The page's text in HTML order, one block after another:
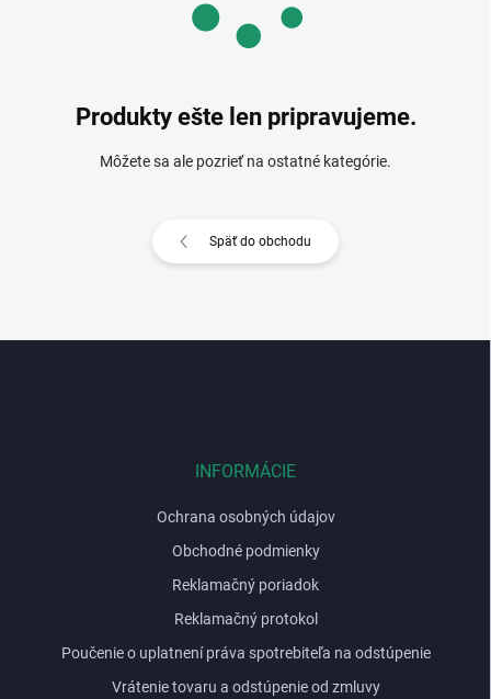
Produkty ešte len pripravujeme.
Môžete sa ale pozrieť na ostatné kategórie.
Späť do obchodu
INFORMÁCIE
Ochrana osobných údajov
Obchodné podmienky
Reklamačný poriadok
Reklamačný protokol
Poučenie o uplatnení práva spotrebiteľa na odstúpenie
Vrátenie tovaru a odstúpenie od zmluvy